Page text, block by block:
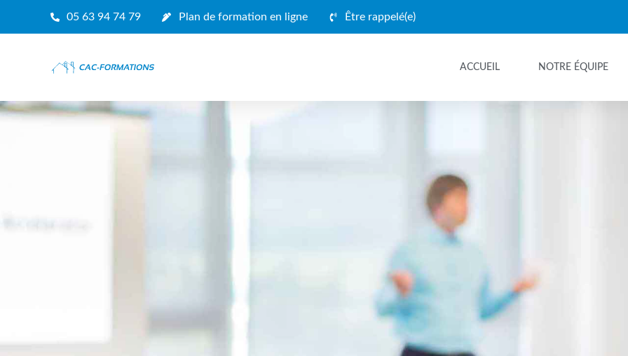
05 63 94 74 79 Plan de formation en ligne Être rappelé(e)
ACCUEIL NOTRE ÉQUIPE